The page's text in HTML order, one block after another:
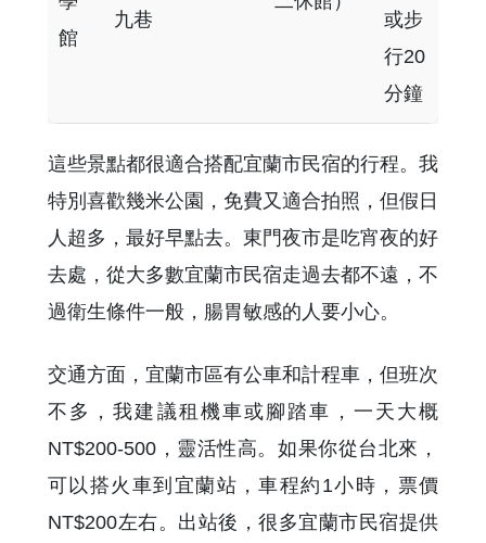
館
九巷
或步
行20
分鐘
這些景點都很適合搭配宜蘭市民宿的行程。我
特別喜歡幾米公園，免費又適合拍照，但假日
人超多，最好早點去。東門夜市是吃宵夜的好
去處，從大多數宜蘭市民宿走過去都不遠，不
過衛生條件一般，腸胃敏感的人要小心。
交通方面，宜蘭市區有公車和計程車，但班次
不多，我建議租機車或腳踏車，一天大概
NT$200-500，靈活性高。如果你從台北來，
可以搭火車到宜蘭站，車程約1小時，票價
NT$200左右。出站後，很多宜蘭市民宿提供